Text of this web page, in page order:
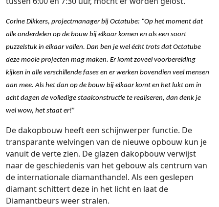
Corine Dikkers, projectmanager bij Octatube: “Op het moment dat
alle onderdelen op de bouw bij elkaar komen en als een soort
puzzelstuk in elkaar vallen. Dan ben je wel écht trots dat Octatube
deze mooie projecten mag maken. Er komt zoveel voorbereiding
kijken in alle verschillende fases en er werken bovendien veel mensen
aan mee. Als het dan op de bouw bij elkaar komt en het lukt om in
acht dagen de volledige staalconstructie te realiseren, dan denk je
wel wow, het staat er!”
De ­dakopbouw heeft een schijnwerper functie. De
transparante welvingen van de nieuwe opbouw kun je
vanuit de verte zien. De glazen dakopbouw verwijst
naar de geschiedenis van het gebouw als centrum van
de internationale diamanthandel. Als een geslepen
diamant schittert deze in het licht en laat de
Diamantbeurs weer stralen.